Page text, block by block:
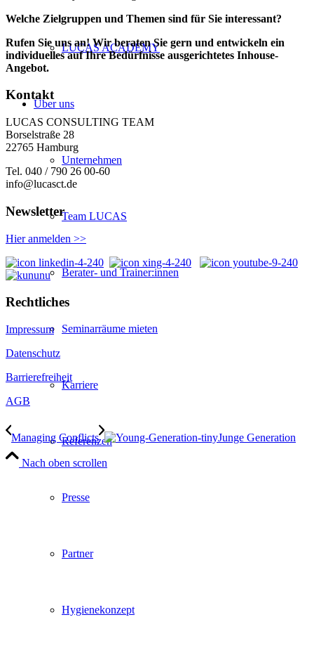
LUCAS ACADEMY
Über uns
Unternehmen
Team LUCAS
Berater- und Trainer:innen
Seminarräume mieten
Karriere
Referenzen
Presse
Partner
Hygienekonzept
Welche Zielgruppen und Themen sind für Sie interessant?
Rufen Sie uns an! Wir beraten Sie gern und entwickeln ein
individuelles auf Ihre Bedürfnisse ausgerichtetes Inhouse-
Angebot.
Kontakt
LUCAS CONSULTING TEAM
Borselstraße 28
22765 Hamburg
Tel. 040 / 790 26 00-60
info@lucasct.de
Newsletter
Hier anmelden >>
Rechtliches
Impressum
Datenschutz
Barrierefreiheit
AGB
Managing Conflicts Junge Generation​
Nach oben scrollen